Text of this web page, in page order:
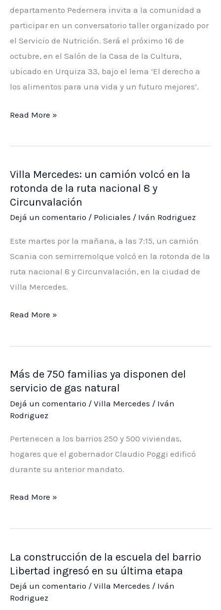
y
van
a
recuperar
la
profundidad
departamento Pedernera invita a la comunidad a
participar en un conversatorio taller organizado por
el Servicio de Nutrición. Será el próximo 16 de
octubre, en el Salón de la Casa de la Cultura,
ubicado en Urquiza 33, bajo el lema ‘El derecho a
los alimentos para una vida y un futuro mejores’.
Celebrarán
Día
de
la
Alimentación
con
un
conversatorio
sobre
inocuidad
Read More »
Villa Mercedes: un camión volcó en la
rotonda de la ruta nacional 8 y
Circunvalación
Dejá un comentario / Policiales / Iván Rodriguez
Este martes por la mañana, a las 7:15, un camión
Scania con semirremolque volcó en la rotonda de la
ruta nacional 8 y Circunvalación, en la ciudad de
Villa Mercedes.
Villa
un
volcó
en
la
rotonda
de
la
ruta
8
Circunvalación
Read More »
Más de 750 familias ya disponen del
servicio de gas natural
Dejá un comentario / Villa Mercedes / Iván
Rodriguez
Pertenecen a los barrios 250 y 500 viviendas,
hogares que el gobernador Claudio Poggi edificó
durante su anterior mandato.
Más
750
ya
disponen
del
servicio
Read More »
La construcción de la escuela del barrio
Libertad ingresó en su última etapa
Dejá un comentario / Villa Mercedes / Iván
Rodriguez